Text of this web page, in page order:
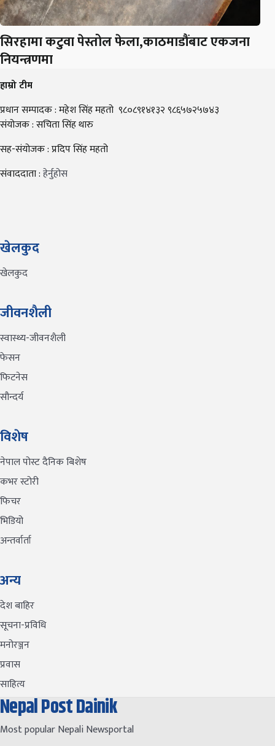
सिरहामा कटुवा पेस्तोल फेला,काठमाडौंबाट एकजना
नियन्त्रणमा
हाम्रो टीम
प्रधान सम्पादक : महेश सिंह महतो ९८०८९१४१३२ ९८६५७२५७४३
संयोजक : सचिता सिंह थारु
सह-संयोजक : प्रदिप सिंह महतो
संवाददाता :हेर्नुहोस
खेलकुद
खेलकुद
जीवनशैली
स्वास्थ्य-जीवनशैली
फेसन
फिटनेस
सौन्दर्य
विशेष
नेपाल पोस्ट दैनिक बिशेष
कभर स्टोरी
फिचर
भिडियो
अन्तर्वार्ता
अन्य
देश बाहिर
सूचना-प्रविधि
मनोरञ्जन
प्रवास
साहित्य
Nepal Post Dainik
Most popular Nepali Newsportal